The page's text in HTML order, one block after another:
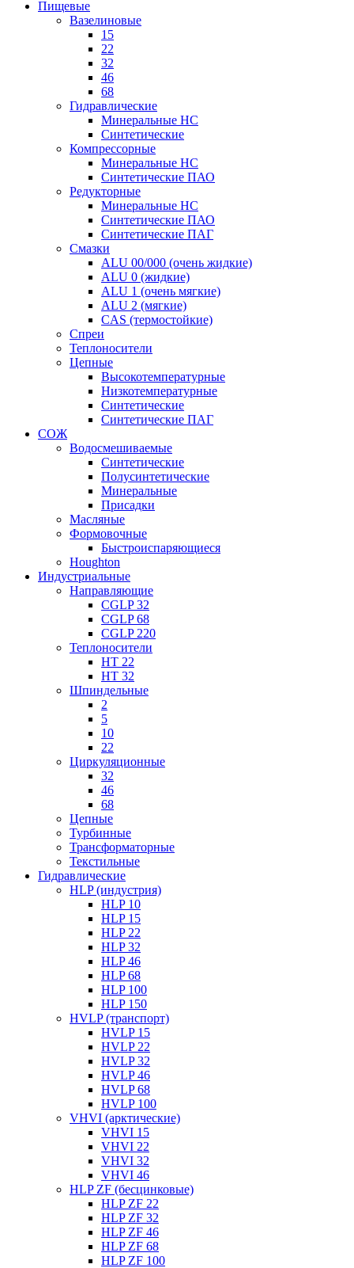
Пищевые
Вазелиновые
15
22
32
46
68
Гидравлические
Минеральные HC
Синтетические
Компрессорные
Минеральные HC
Синтетические ПАО
Редукторные
Минеральные HC
Синтетические ПАО
Синтетические ПАГ
Смазки
ALU 00/000 (очень жидкие)
ALU 0 (жидкие)
ALU 1 (очень мягкие)
ALU 2 (мягкие)
CAS (термостойкие)
Спреи
Теплоносители
Цепные
Высокотемпературные
Низкотемпературные
Синтетические
Синтетические ПАГ
СОЖ
Водосмешиваемые
Синтетические
Полусинтетические
Минеральные
Присадки
Масляные
Формовочные
Быстроиспаряющиеся
Houghton
Индустриальные
Направляющие
CGLP 32
CGLP 68
CGLP 220
Теплоносители
HT 22
HT 32
Шпиндельные
2
5
10
22
Циркуляционные
32
46
68
Цепные
Турбинные
Трансформаторные
Текстильные
Гидравлические
HLP (индустрия)
HLP 10
HLP 15
HLP 22
HLP 32
HLP 46
HLP 68
HLP 100
HLP 150
HVLP (транспорт)
HVLP 15
HVLP 22
HVLP 32
HVLP 46
HVLP 68
HVLP 100
VHVI (арктические)
VHVI 15
VHVI 22
VHVI 32
VHVI 46
HLP ZF (бесцинковые)
HLP ZF 22
HLP ZF 32
HLP ZF 46
HLP ZF 68
HLP ZF 100